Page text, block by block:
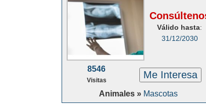
Válido hasta:
31/12/2030
8546
Visitas Me Interesa
Animales » Mascotas